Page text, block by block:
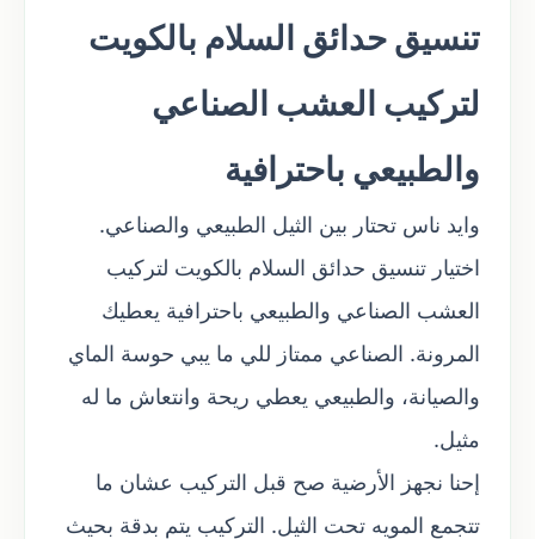
تنسيق حدائق السلام بالكويت
لتركيب العشب الصناعي
والطبيعي باحترافية
وايد ناس تحتار بين الثيل الطبيعي والصناعي.
اختيار تنسيق حدائق السلام بالكويت لتركيب
العشب الصناعي والطبيعي باحترافية يعطيك
المرونة. الصناعي ممتاز للي ما يبي حوسة الماي
والصيانة، والطبيعي يعطي ريحة وانتعاش ما له
مثيل.
إحنا نجهز الأرضية صح قبل التركيب عشان ما
تتجمع المويه تحت الثيل. التركيب يتم بدقة بحيث